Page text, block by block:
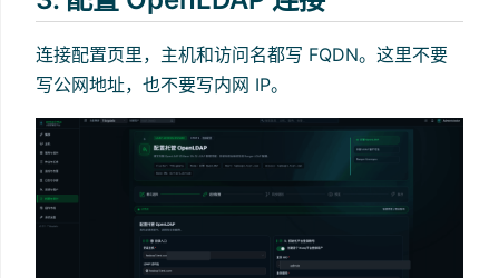
连接配置页里，主机和访问名都写 FQDN。这里不要
写公网地址，也不要写内网 IP。